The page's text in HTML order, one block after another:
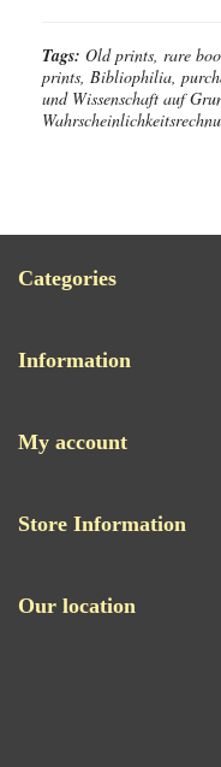
Tags: Old prints, rare
prints, Bibliophilia,
und Wissenschaft auf
Categories
Information
My account
Store Information
Our location